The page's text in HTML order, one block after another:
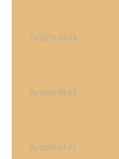
2026.08.04.
2026.08.02.
2026.07.31.